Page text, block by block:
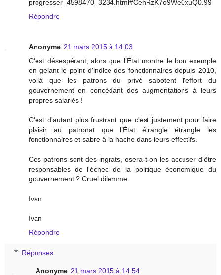
progresser_4598470_3234.html#CehRzK7o9We0xuQ0.99
Répondre
Anonyme 21 mars 2015 à 14:03
C'est désespérant, alors que l’État montre le bon exemple
en gelant le point d'indice des fonctionnaires depuis 2010,
voilà que les patrons du privé sabotent l'effort du
gouvernement en concédant des augmentations à leurs
propres salariés !
C'est d'autant plus frustrant que c'est justement pour faire
plaisir au patronat que l’État étrangle étrangle les
fonctionnaires et sabre à la hache dans leurs effectifs.
Ces patrons sont des ingrats, osera-t-on les accuser d'être
responsables de l'échec de la politique économique du
gouvernement ? Cruel dilemme.
Ivan
Ivan
Répondre
Réponses
Anonyme 21 mars 2015 à 14:54